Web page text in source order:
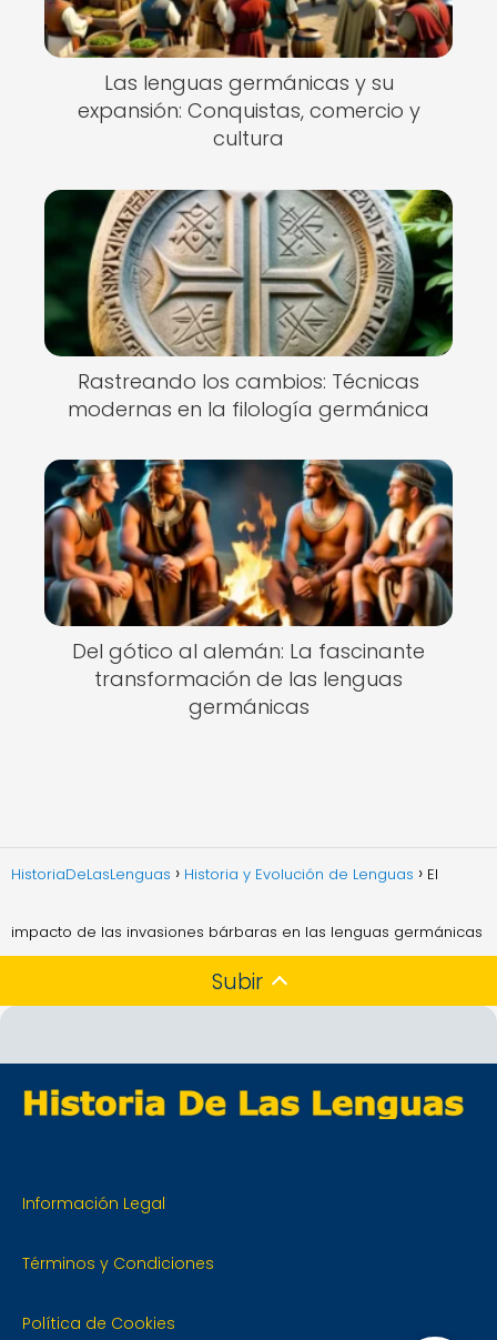
Las lenguas germánicas y su
expansión: Conquistas, comercio y
cultura
Rastreando los cambios: Técnicas
modernas en la filología germánica
Del gótico al alemán: La fascinante
transformación de las lenguas
germánicas
HistoriaDeLasLenguas Historia y Evolución de Lenguas El
impacto de las invasiones bárbaras en las lenguas germánicas
Subir
Información Legal
Términos y Condiciones
Política de Cookies